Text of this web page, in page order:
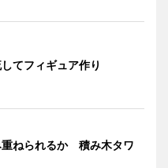
てフィギュア作り
重ねられるか 積み木タワ